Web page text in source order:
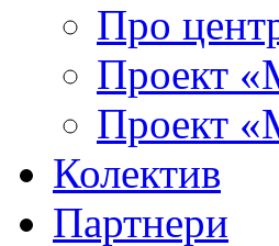
Про
Проект
Проект
Колектив
Партнери